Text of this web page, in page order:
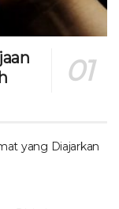
yang Diajarkan